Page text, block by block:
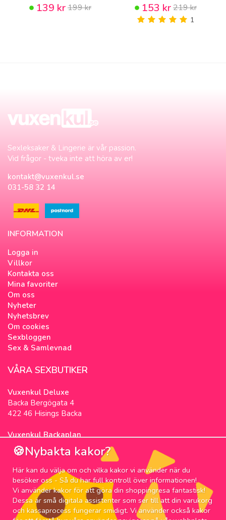
139 kr199 kr 153 kr219 kr
1
Sexleksaker & Lingerie är vår passion.
Vid frågor - tveka inte att höra av er!
kontakt@vuxenkul.se
031-58 32 14
INFORMATION
Logga in
Villkor
Kontakta oss
Mina favoriter
Om oss
Nyheter
Nyhetsbrev
Om cookies
Sexbloggen
Sex & Samlevnad
VÅRA SEXBUTIKER
Vuxenkul Deluxe
Backa Bergögata 4
422 46 Hisings Backa
Vuxenkul Backaplan
Färgfabriksgatan 3
417 05 Göteborg
NYHETSBREV
Prenumerera på nyhetsbrevet för våra bästa
erbjudanden och nyheter!
🍪Nybakta kakor?
Här kan du välja om och vilka kakor vi använder när du
besöker oss - Så du har full kontroll över informationen!
Vi använder kakor för att göra din shoppingresa fantastisk!
Dessa är små digitala assistenter som ser till att din varukorg
och kassaprocess fungerar smidigt. Vi använder också kakor